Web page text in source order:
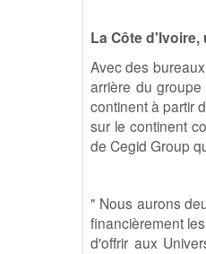
La Côte
Avec des
arrière du
continent à partir
sur le continent
de Cegid Group
" Nous aurons
financièrement
d'offrir aux